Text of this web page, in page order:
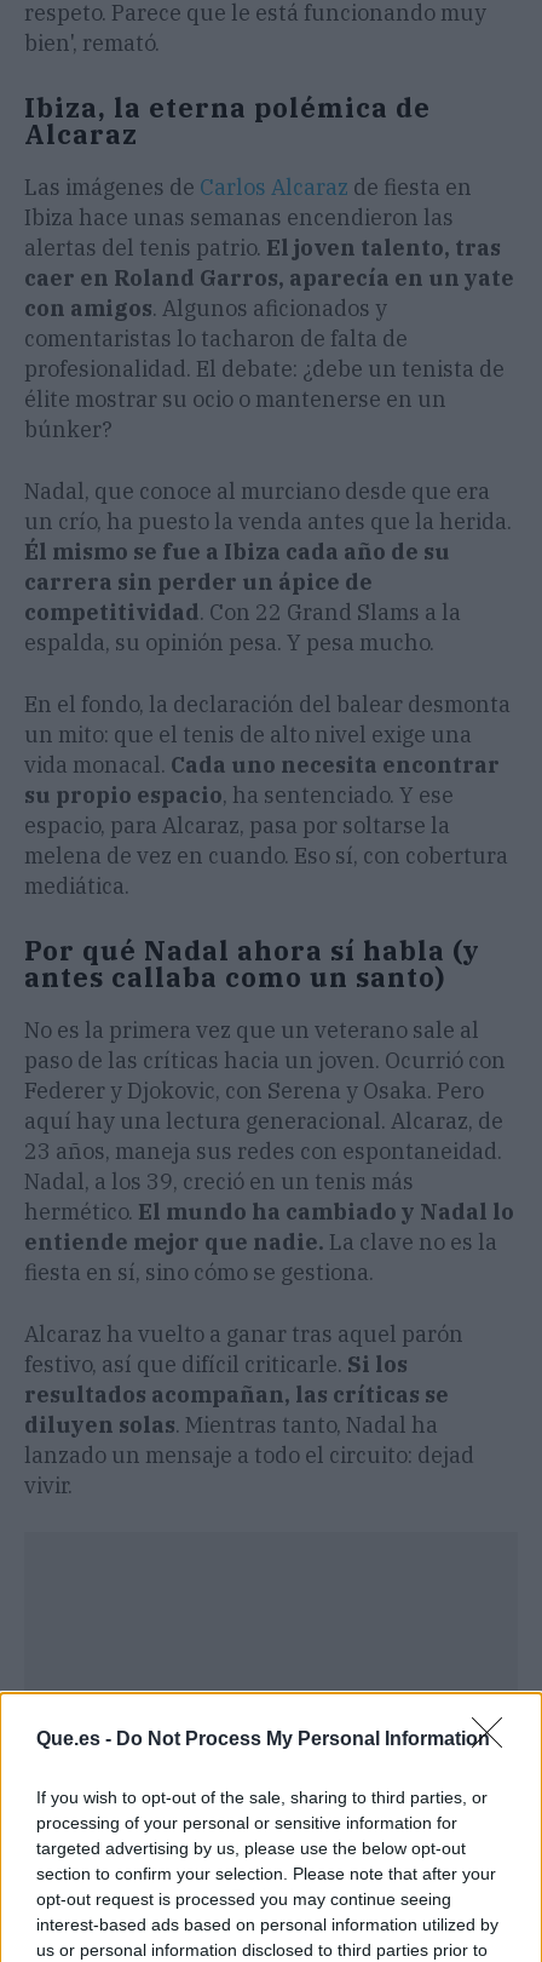
Que.es - Do Not Process My Personal Information
If you wish to opt-out of the sale, sharing to third parties, or
processing of your personal or sensitive information for
targeted advertising by us, please use the below opt-out
section to confirm your selection. Please note that after your
opt-out request is processed you may continue seeing
interest-based ads based on personal information utilized by
us or personal information disclosed to third parties prior to
respeto. Parece que le está funcionando muy
bien', remató.
Ibiza, la eterna polémica de
Alcaraz
Las imágenes de Carlos Alcaraz de fiesta en
Ibiza hace unas semanas encendieron las
alertas del tenis patrio. El joven talento, tras
caer en Roland Garros, aparecía en un yate
con amigos. Algunos aficionados y
comentaristas lo tacharon de falta de
profesionalidad. El debate: ¿debe un tenista de
élite mostrar su ocio o mantenerse en un
búnker?
Nadal, que conoce al murciano desde que era
un crío, ha puesto la venda antes que la herida.
Él mismo se fue a Ibiza cada año de su
carrera sin perder un ápice de
competitividad. Con 22 Grand Slams a la
espalda, su opinión pesa. Y pesa mucho.
En el fondo, la declaración del balear desmonta
un mito: que el tenis de alto nivel exige una
vida monacal. Cada uno necesita encontrar
su propio espacio, ha sentenciado. Y ese
espacio, para Alcaraz, pasa por soltarse la
melena de vez en cuando. Eso sí, con cobertura
mediática.
Por qué Nadal ahora sí habla (y
antes callaba como un santo)
No es la primera vez que un veterano sale al
paso de las críticas hacia un joven. Ocurrió con
Federer y Djokovic, con Serena y Osaka. Pero
aquí hay una lectura generacional. Alcaraz, de
23 años, maneja sus redes con espontaneidad.
Nadal, a los 39, creció en un tenis más
hermético. El mundo ha cambiado y Nadal lo
entiende mejor que nadie. La clave no es la
fiesta en sí, sino cómo se gestiona.
Alcaraz ha vuelto a ganar tras aquel parón
festivo, así que difícil criticarle. Si los
resultados acompañan, las críticas se
diluyen solas. Mientras tanto, Nadal ha
lanzado un mensaje a todo el circuito: dejad
vivir.
Publicidad